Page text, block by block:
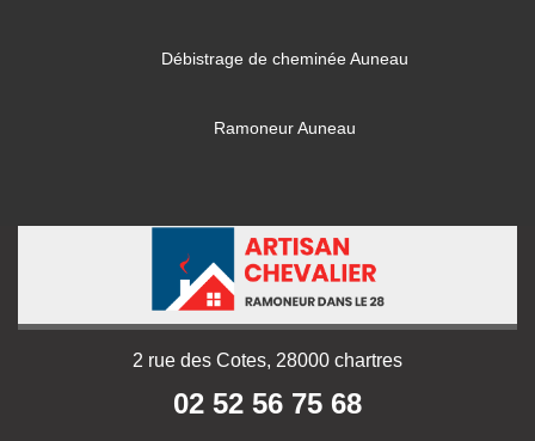
Débistrage de cheminée Auneau
Ramoneur Auneau
2 rue des Cotes, 28000 chartres
02 52 56 75 68